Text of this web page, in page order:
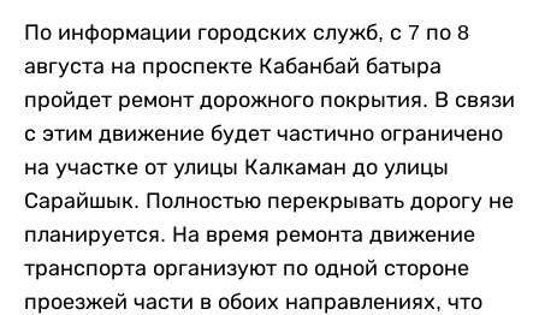
По информации городских служб, с 7 по 8
августа на проспекте Кабанбай батыра
пройдет ремонт дорожного покрытия. В связи
с этим движение будет частично ограничено
на участке от улицы Калкаман до улицы
Сарайшык. Полностью перекрывать дорогу не
планируется. На время ремонта движение
транспорта организуют по одной стороне
проезжей части в обоих направлениях, что